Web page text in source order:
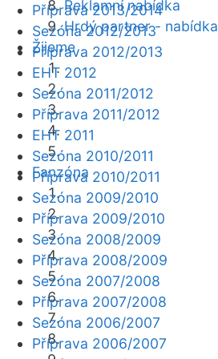
Reklamní nabídka
Hrdý partner - nabídka
Žijeme
Fanzóna
Příprava 2013/2014
Sezóna 2012/2013
Příprava 2012/2013
EHT 2012
Sezóna 2011/2012
Příprava 2011/2012
EHT 2011
Sezóna 2010/2011
Příprava 2010/2011
Sezóna 2009/2010
Příprava 2009/2010
Sezóna 2008/2009
Příprava 2008/2009
Sezóna 2007/2008
Příprava 2007/2008
Sezóna 2006/2007
Příprava 2006/2007